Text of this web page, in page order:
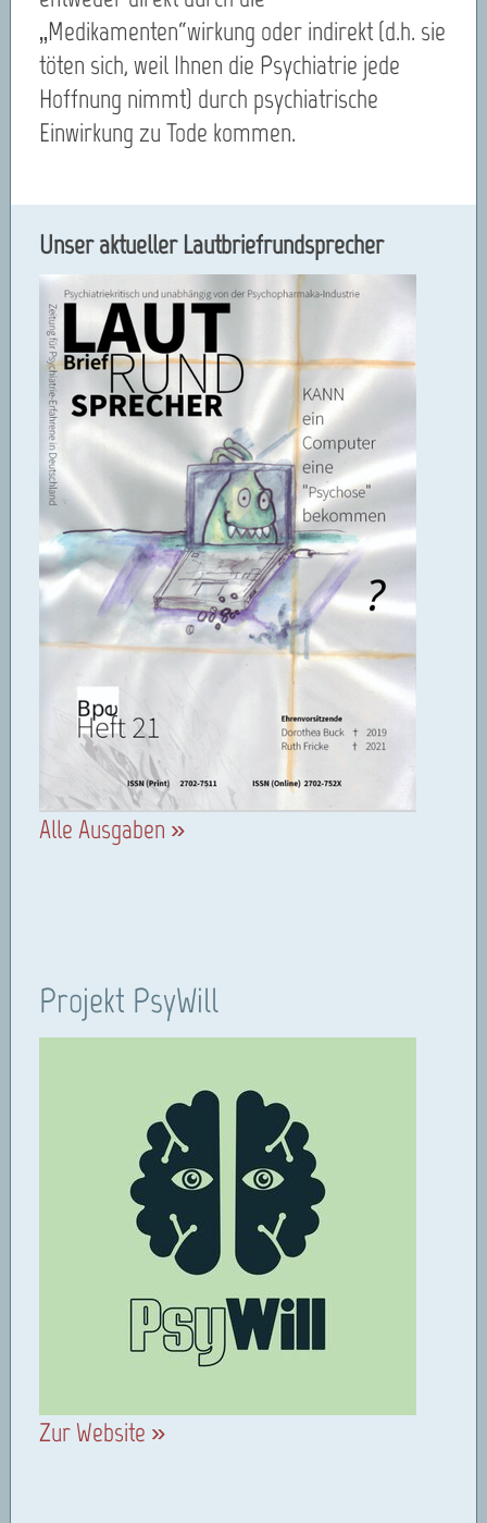
„Medikamenten“wirkung oder indirekt (d.h. sie
töten sich, weil Ihnen die Psychiatrie jede
Hoffnung nimmt) durch psychiatrische
Einwirkung zu Tode kommen.
Unser aktueller Lautbriefrundsprecher
Alle Ausgaben »
Projekt PsyWill
Zur Website »